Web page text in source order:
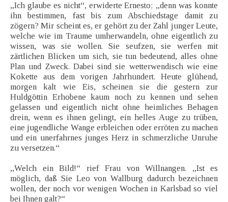
„Ich glaube es nicht“, erwiderte Ernesto; „denn was konnte
ihn bestimmen, fast bis zum Abschiedstage damit zu
zögern? Mir scheint es, er gehört zu der Zahl junger Leute,
welche wie im Traume umherwandeln, ohne eigentlich zu
wissen, was sie wollen. Sie seufzen, sie werfen mit
zärtlichen Blicken um sich, sie tun bedeutend, alles ohne
Plan und Zweck. Dabei sind sie wetterwendisch wie eine
Kokette aus dem vorigen Jahrhundert. Heute glühend,
morgen kalt wie Eis, scheinen sie die gestern zur
Huldgöttin Erhobene kaum noch zu kennen und sehen
gelassen und eigentlich nicht ohne heimliches Behagen
drein, wenn es ihnen gelingt, ein helles Auge zu trüben,
eine jugendliche Wange erbleichen oder erröten zu machen
und ein unerfahrnes junges Herz in schmerzliche Unruhe
zu versetzen.“
„Welch ein Bild!“ rief Frau von Willnangen. „Ist es
möglich, daß Sie Leo von Wallburg dadurch bezeichnen
wollen, der noch vor wenigen Wochen in Karlsbad so viel
bei Ihnen galt?“